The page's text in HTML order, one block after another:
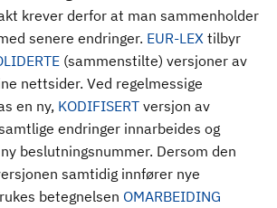
krever derfor at man sammenholder
senere endringer. EUR-LEX tilbyr
(sammenstilte) versjoner av
nettsider. Ved regelmessige
en ny, KODIFISERT versjon av
endringer innarbeides og
beslutningsnummer. Dersom den
samtidig innfører nye
betegnelsen OMARBEIDING